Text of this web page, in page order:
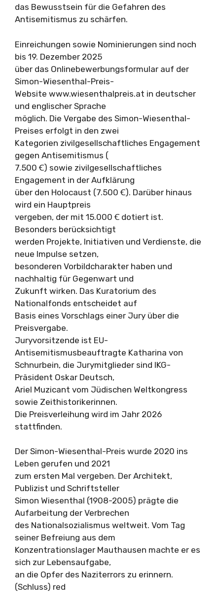
das Bewusstsein für die Gefahren des
Antisemitismus zu schärfen.
Einreichungen sowie Nominierungen sind noch
bis 19. Dezember 2025
über das Onlinebewerbungsformular auf der
Simon-Wiesenthal-Preis-
Website www.wiesenthalpreis.at in deutscher
und englischer Sprache
möglich. Die Vergabe des Simon-Wiesenthal-
Preises erfolgt in den zwei
Kategorien zivilgesellschaftliches Engagement
gegen Antisemitismus (
7.500 Ꞓ) sowie zivilgesellschaftliches
Engagement in der Aufklärung
über den Holocaust (7.500 Ꞓ). Darüber hinaus
wird ein Hauptpreis
vergeben, der mit 15.000 Ꞓ dotiert ist.
Besonders berücksichtigt
werden Projekte, Initiativen und Verdienste, die
neue Impulse setzen,
besonderen Vorbildcharakter haben und
nachhaltig für Gegenwart und
Zukunft wirken. Das Kuratorium des
Nationalfonds entscheidet auf
Basis eines Vorschlags einer Jury über die
Preisvergabe.
Juryvorsitzende ist EU-
Antisemitismusbeauftragte Katharina von
Schnurbein, die Jurymitglieder sind IKG-
Präsident Oskar Deutsch,
Ariel Muzicant vom Jüdischen Weltkongress
sowie Zeithistorikerinnen.
Die Preisverleihung wird im Jahr 2026
stattfinden.
Der Simon-Wiesenthal-Preis wurde 2020 ins
Leben gerufen und 2021
zum ersten Mal vergeben. Der Architekt,
Publizist und Schriftsteller
Simon Wiesenthal (1908-2005) prägte die
Aufarbeitung der Verbrechen
des Nationalsozialismus weltweit. Vom Tag
seiner Befreiung aus dem
Konzentrationslager Mauthausen machte er es
sich zur Lebensaufgabe,
an die Opfer des Naziterrors zu erinnern.
(Schluss) red